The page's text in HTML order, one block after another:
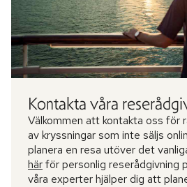
Kontakta våra
Välkommen att kontakta oss för
av kryssningar som inte säljs
planera en resa utöver det
härför personlig reserådgivning
våra experter hjälper dig att